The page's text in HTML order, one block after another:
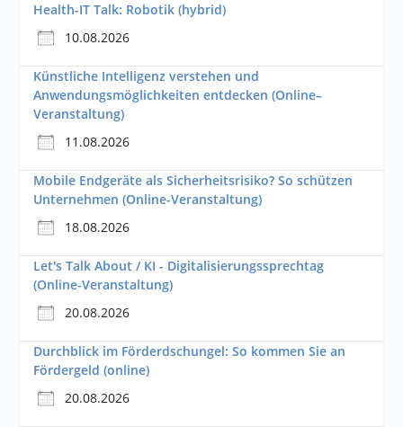
Health-IT Talk: Robotik (hybrid)
10.08.2026
Künstliche Intelligenz verstehen und
Anwendungsmöglichkeiten entdecken (Online–
Veranstaltung)
11.08.2026
Mobile Endgeräte als Sicherheitsrisiko? So schützen
Unternehmen (Online-Veranstaltung)
18.08.2026
Let's Talk About / KI - Digitalisierungssprechtag
(Online-Veranstaltung)
20.08.2026
Durchblick im Förderdschungel: So kommen Sie an
Fördergeld (online)
20.08.2026